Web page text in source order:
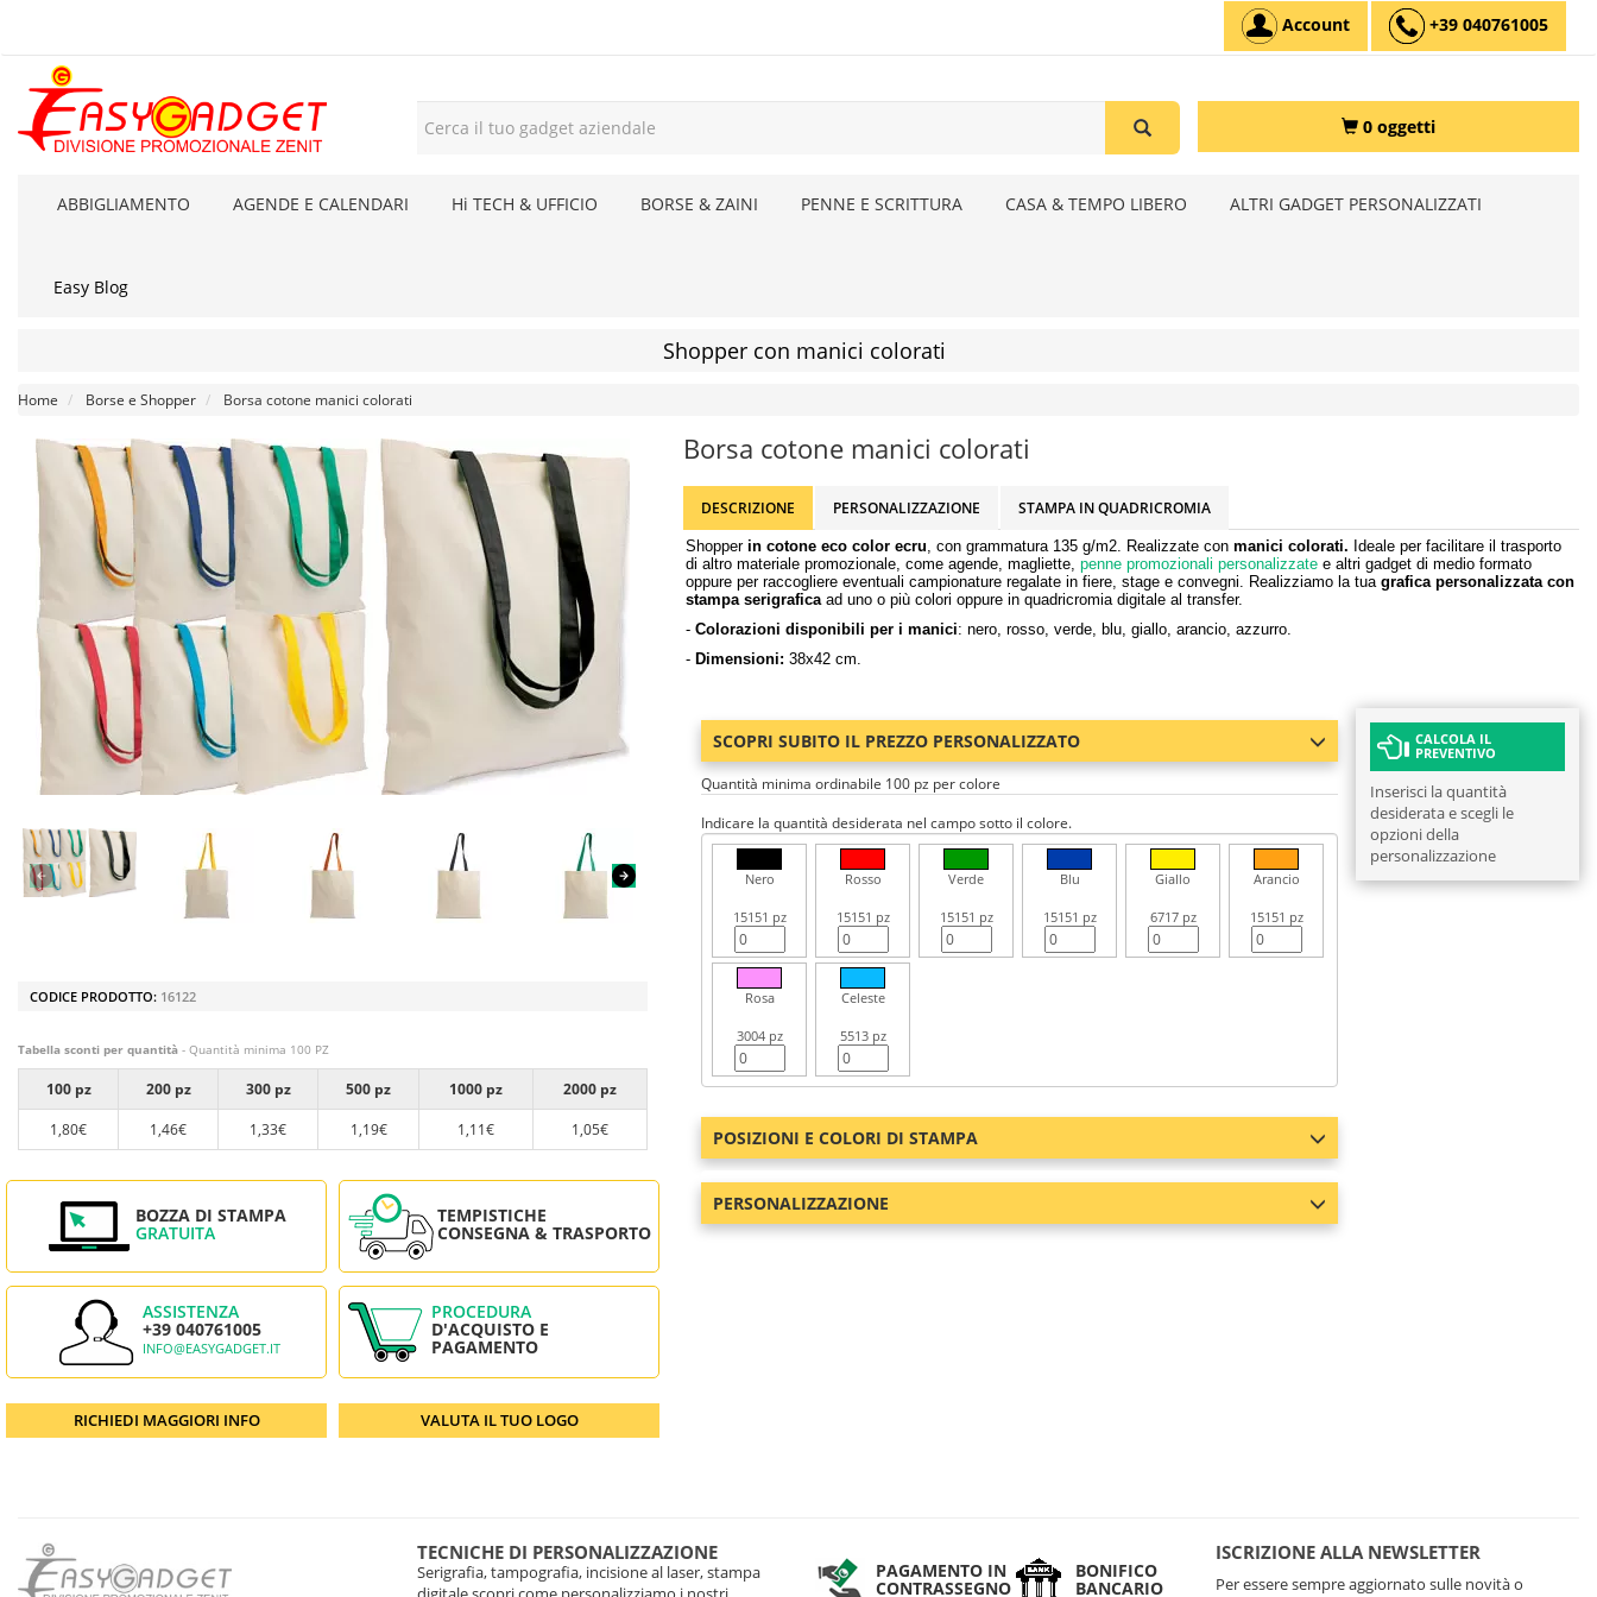
Account +39 040761005
0 oggetti
ABBIGLIAMENTO AGENDE E CALENDARI Hi TECH & UFFICIO BORSE & ZAINI PENNE E SCRITTURA CASA & TEMPO LIBERO ALTRI GADGET PERSONALIZZATI
Easy Blog
Shopper con manici colorati
Home Borse e Shopper Borsa cotone manici colorati
CODICE PRODOTTO: 16122
Tabella sconti per quantità - Quantità minima 100 PZ
100 pz 200 pz 300 pz 500 pz 1000 pz
2000 pz
1,80€
1,46€ 1,33€ 1,19€ 1,11€ 1,05€
BOZZA DI STAMPA
GRATUITA
TEMPISTICHE
CONSEGNA & TRASPORTO
ASSISTENZA
+39 040761005
INFO@EASYGADGET.IT
PROCEDURA
D'ACQUISTO E
PAGAMENTO
RICHIEDI MAGGIORI INFO VALUTA IL TUO LOGO
Borsa cotone manici colorati
DESCRIZIONE PERSONALIZZAZIONE STAMPA IN QUADRICROMIA
Shopper in cotone eco color ecru, con grammatura 135 g/m2. Realizzate con manici colorati. Ideale per facilitare il trasporto
di altro materiale promozionale, come agende, magliette, penne promozionali personalizzate e altri gadget di medio formato
oppure per raccogliere eventuali campionature regalate in fiere, stage e convegni. Realizziamo la tua grafica personalizzata con
stampa serigraficaad uno o più colori oppure in quadricromia digitale al transfer.
- Colorazioni disponibili per i manici: nero, rosso, verde, blu, giallo, arancio, azzurro.
- Dimensioni: 38x42 cm.
SCOPRI SUBITO IL PREZZO PERSONALIZZATO
Quantità minima ordinabile 100 pz per colore
Indicare la quantità desiderata nel campo sotto il colore.
Nero
15151 pz
Rosso
15151 pz
Verde
15151 pz
Blu
15151 pz
Giallo
6717 pz
Arancio
15151 pz
Rosa
3004 pz
Celeste
5513 pz
POSIZIONI E COLORI DI STAMPA
PERSONALIZZAZIONE
CALCOLA IL
PREVENTIVO
Inserisci la quantità
desiderata e scegli le
opzioni della
personalizzazione
TECNICHE DI PERSONALIZZAZIONE
Serigrafia, tampografia, incisione al laser, stampa
PAGAMENTO IN
CONTRASSEGNO
BONIFICO
BANCARIO
ISCRIZIONE ALLA NEWSLETTER
Per essere sempre aggiornato sulle novità o